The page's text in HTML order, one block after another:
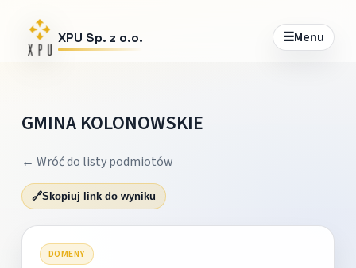
XPU Sp. z o.o. ☰Menu
GMINA KOLONOWSKIE
← Wróć do listy podmiotów
🔗Skopiuj link do wyniku
DOMENY